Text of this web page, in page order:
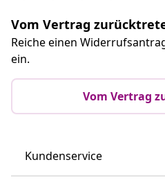
Vom Vertrag
Reiche einen
ein.
Vom Vertrag
Kundenservice